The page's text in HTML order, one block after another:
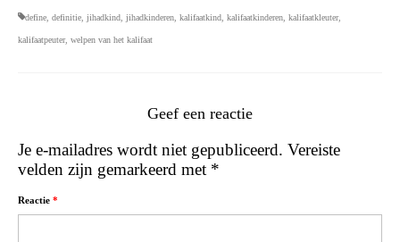
define definitie jihadkind jihadkinderen kalifaatkind kalifaatkinderen kalifaatkleuter,
kalifaatpeuter, welpen van het kalifaat
Geef een reactie
Je e-mailadres wordt niet gepubliceerd. Vereiste
velden zijn gemarkeerd met *
Reactie *